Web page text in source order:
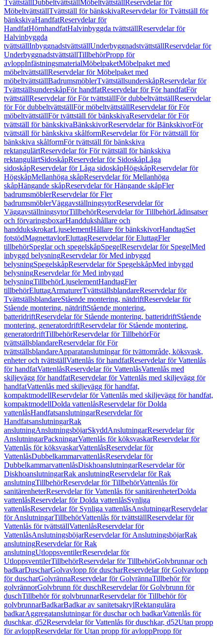
TvättställDubbeltvättställMöbeltvättställReservdelar för
MöbeltvättställTvättställ för bänkskivaReservdelar för Tvättställ för
bänkskivaHandfatReservdelar för
HandfatHörnhandfatHalvinbyggda tvättställReservdelar för
Halvinbyggda
tvättställInbyggnadstvättställUnderbyggnadstvättställReservdelar för
UnderbyggnadstvättställTillbehörPropp för
avloppInfästningsmaterialMöbelpaketMöbelpaket med
möbeltvättställReservdelar för Möbelpaket med
möbeltvättställBadrumsmöblerTvättställsunderskåpReservdelar för
TvättställsunderskåpFör handfatReservdelar för För handfatFör
tvättställReservdelar för För tvättställFör dubbeltvättställReservdelar
för För dubbeltvättställFör möbeltvättställReservdelar för För
möbeltvättställFör tvättställ för bänkskivaReservdelar för För
tvättställ för bänkskivaBänkskivorReservdelar för BänkskivorFör
tvättställ för bänkskiva skålformReservdelar för För tvättställ för
bänkskiva skålformFör tvättställ för bänkskiva
rektangulärtReservdelar för För tvättställ för bänkskiva
rektangulärtSidoskåpReservdelar för SidoskåpLåga
sidoskåpReservdelar för Låga sidoskåpHögskåpReservdelar för
HögskåpMellanhöga skåpReservdelar för Mellanhöga
skåpHängande skåpReservdelar för Hängande skåpFler
badrumsmöblerReservdelar för Fler
badrumsmöblerVäggavställningsytorReservdelar för
VäggavställningsytorTillbehörReservdelar för TillbehörLådinsatser
och förvaringsboxarHanddukshållare och
handdukskrokarLjuselementHållare för bänkskivorHandtagSet
fotstödMagnettavlorEluttagReservdelar för EluttagFler
tillbehörSpeglar och spegelskåpSpegelReservdelar för SpegelMed
inbyggd belysningReservdelar för Med inbyggd
belysningSpegelskåpReservdelar för SpegelskåpMed inbyggd
belysningReservdelar för Med inbyggd
belysningTillbehörLjuselementHandtagFler
tillbehörEluttagArmaturerTvättställsblandareReservdelar för
TvättställsblandareStående montering, nätdriftReservdelar för
Stående montering, nätdriftStående montering,
batteridriftReservdelar för Stående montering, batteridriftStående
montering, generatordriftReservdelar för Stående montering,
generatordriftTillbehörReservdelar för TillbehörFör
tvättställsblandareReservdelar för För
tvättställsblandareApparatanslutningar för tvättområde, köksvask,
enheter och tvättställVattenlås för handfatReservdelar för Vattenlås
för handfatVattenlåsReservdelar för VattenlåsVattenlås med
skiljevägg för handfatReservdelar för Vattenlås med skiljevägg för
handfatVattenlås med skiljevägg för handfat,
kompaktmodellReservdelar för Vattenlås med skiljevägg för handfat,
kompaktmodellDolda vattenlåsReservdelar för Dolda
vattenlåsHandfatsanslutningarReservdelar för
HandfatsanslutningarRak
anslutningAnslutningsböjarSkyddAnslutningarReservdelar för
AnslutningarPackningarVattenlås för köksvaskarReservdelar för
Vattenlås för köksvaskarVattenlåsReservdelar för
VattenlåsDubbelkammarvattenlåsReservdelar för
DubbelkammarvattenlåsDiskhoanslutningarReservdelar för
DiskhoanslutningarRak anslutningReservdelar för Rak
anslutningTillbehörReservdelar för TillbehörVattenlås för
sanitärenheterReservdelar för Vattenlås för sanitärenheterDolda
vattenlåsReservdelar för Dolda vattenlåsSynliga
vattenlåsReservdelar för Synliga vattenlåsAnslutningarReservdelar
för AnslutningarTillbehörVattenlås för tvättställReservdelar för
Vattenlås för tvättställVattenlåsReservdelar för
VattenlåsAnslutningsböjarReservdelar för AnslutningsböjarRak
anslutningReservdelar för Rak
anslutningUtloppsventilerReservdelar för
UtloppsventilerTillbehörReservdelar för TillbehörGolvbrunnar och
badkarDuscharGolvavlopp för duscharReservdelar för Golvavlopp
för duscharGolvrännaReservdelar för GolvrännaTillbehör för
golvrännorGolvbrunn för duschReservdelar för Golvbrunn för
duschTillbehör för golvbrunnarReservdelar för Tillbehör för
golvbrunnarBadkarBadkar av sanitetsakrylRektangulära
badkarAggregatanslutningar för duschar och badkarVattenlås för
duschkar, d52Reservdelar för Vattenlås för duschkar, d52Utan propp
för avloppReservdelar för Utan propp för avloppPropp för